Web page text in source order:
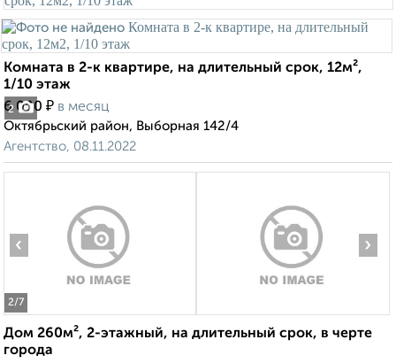
2
Комната в 2-к квартире, на длительный срок, 12м²,
1/10 этаж
6 000 ₽ в месяц
Октябрьский район, Выборная 142/4
Агентство, 08.11.2022
2/7
‹ ›
Дом 260м², 2-этажный, на длительный срок, в черте
города